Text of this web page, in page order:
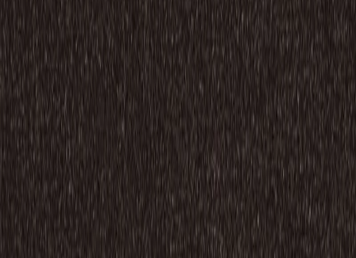
シリーズの一覧を見る
Lapidusはラテン語で"石"を表します。天然石や地層が持つ
複雑で有機的な美しさを、ミリケンの高度なデジタルプリン
ト技術でカーペット意匠に表現しました。表面はチップシャ
ー加工を施しており、クリーンながらも奥行きのある表現に
一役買っています。1x1mサイズと豊富なカラーバリエーシ
ョンとがもたらすフロアプランは、オフィスのみならずホス
ピタリティ空間にも好適です。また、クッションバッキング
がもたらす柔らかな歩行感や静粛性が機能面の特徴で、空港
ラウンジ内にも採用実績がございます。視覚的な美しさと機
能性とで”おもてなし”を実現するLapidusはミリケンのフラ
ッグシップアイテムです。
納期